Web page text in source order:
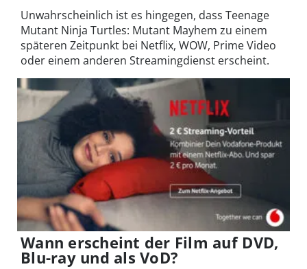
Unwahrscheinlich ist es hingegen, dass Teenage
Mutant Ninja Turtles: Mutant Mayhem zu einem
späteren Zeitpunkt bei Netflix, WOW, Prime Video
oder einem anderen Streamingdienst erscheint.
Wann erscheint der Film auf DVD,
Blu-ray und als VoD?